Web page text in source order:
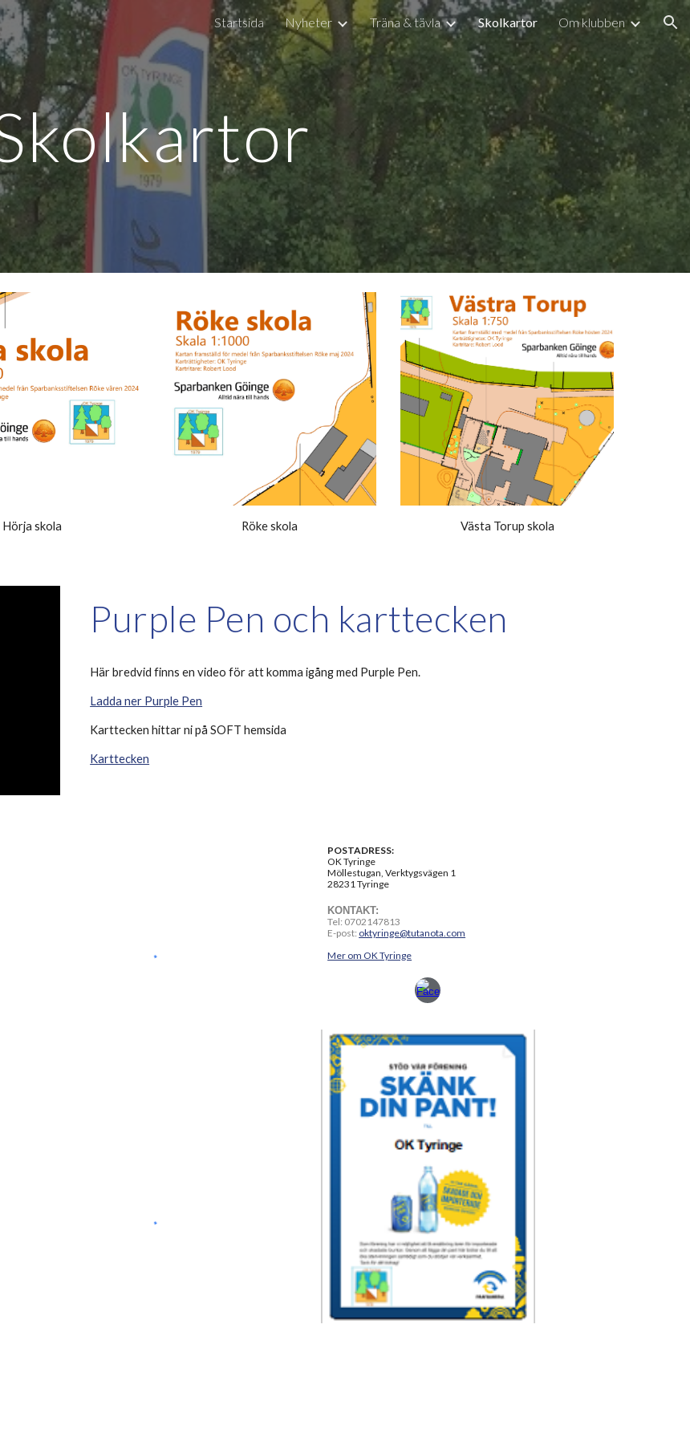
content Skip to navigation
Startsida Nyheter Träna & tävla Skolkartor Om klubben
Hörja skola Röke skola Västa Torup skola
Purple Pen och karttecken
Här bredvid finns en video för att komma igång med Purple Pen.
Ladda ner Purple Pen
Karttecken hittar ni på SOFT hemsida
Karttecken
POSTADRESS:
OK Tyringe
Möllestugan, Verktygsvägen 1
28231 Tyringe
KONTAKT:
Tel: 0702147813
E-post: oktyringe@tutanota.com
Mer om OK Tyringe